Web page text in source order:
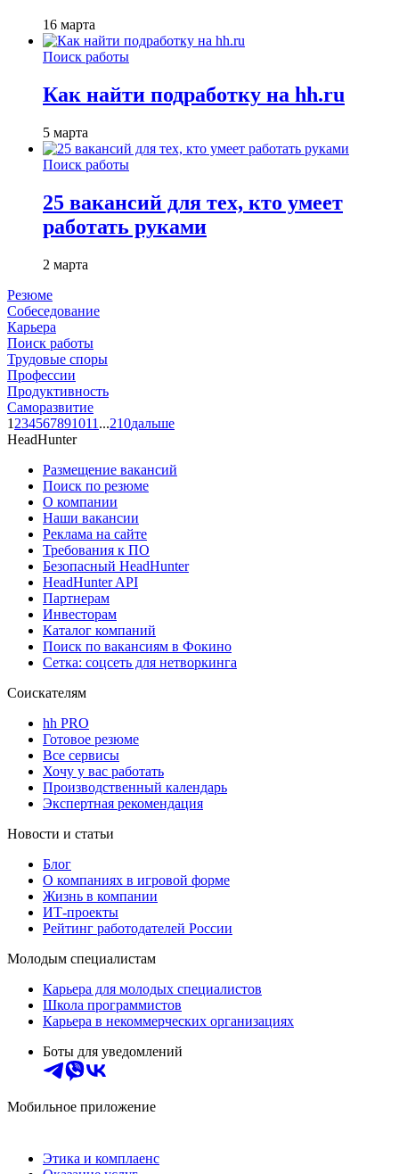
16 марта
Поиск работы
Как найти подработку на hh.ru
5 марта
Поиск работы
25 вакансий для тех, кто умеет
работать руками
2 марта
Резюме
Собеседование
Карьера
Поиск работы
Трудовые споры
Профессии
Продуктивность
Саморазвитие
1 234567891011 ...210дальше
HeadHunter
Размещение вакансий
Поиск по резюме
О компании
Наши вакансии
Реклама на сайте
Требования к ПО
Безопасный HeadHunter
HeadHunter API
Партнерам
Инвесторам
Каталог компаний
Поиск по вакансиям в Фокино
Сетка: соцсеть для нетворкинга
Соискателям
hh PRO
Готовое резюме
Все сервисы
Хочу у вас работать
Производственный календарь
Экспертная рекомендация
Новости и статьи
Блог
О компаниях в игровой форме
Жизнь в компании
ИТ-проекты
Рейтинг работодателей России
Молодым специалистам
Карьера для молодых специалистов
Школа программистов
Карьера в некоммерческих организациях
Боты для уведомлений
Мобильное приложение
Этика и комплаенс